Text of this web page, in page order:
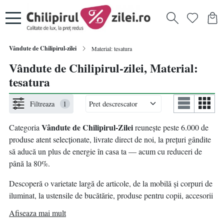
Vândute de Chilipirul-zilei Material: tesatura
Vândute de Chilipirul-zilei, Material:
tesatura
Filtreaza 1
Categoria Vândute de Chilipirul-Zileireunește peste 6.000 de
produse atent selecționate, livrate direct de noi, la prețuri gândite
să aducă un plus de energie în casa ta — acum cu reduceri de
până la 80%.
Descoperă o varietate largă de articole, de la mobilă și corpuri de
iluminat, la ustensile de bucătărie, produse pentru copii, accesorii
idei practice pentru un nou început.
Afiseaza mai mult